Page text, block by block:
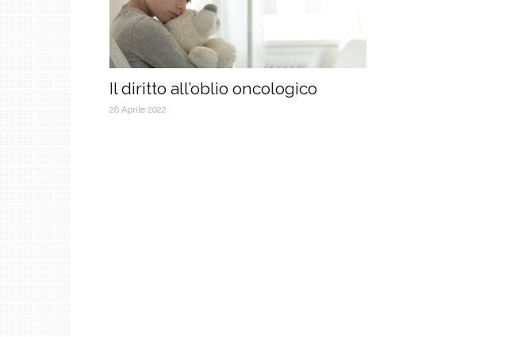
Il diritto all’oblio oncologico
28 Aprile 2022